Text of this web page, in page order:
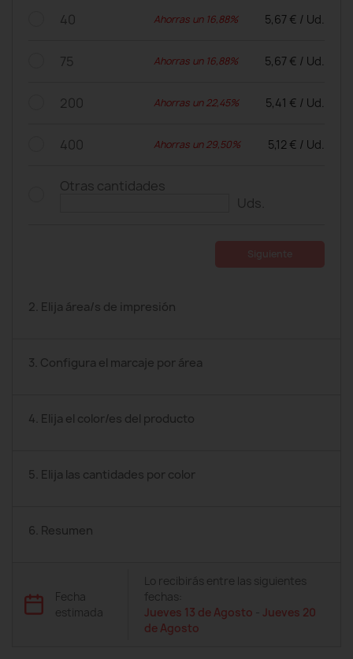
40 Ahorras un 16,88% 5,67 € / Ud.
75 Ahorras un 16,88% 5,67 € / Ud.
200 Ahorras un 22,45% 5,41 € / Ud.
400 Ahorras un 29,50% 5,12 € / Ud.
Otras cantidades
Uds.
2. Elija área/s de impresión
3. Configura el marcaje por área
4. Elija el color/es del producto
5. Elija las cantidades por color
6. Resumen
Fecha
estimada
Lo recibirás entre las siguientes
fechas:
Jueves 13 de Agosto - Jueves 20
de Agosto